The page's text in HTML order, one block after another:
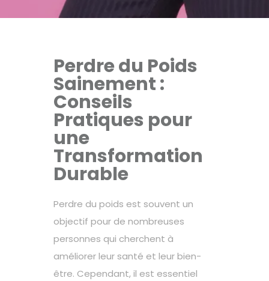
Perdre du Poids
Sainement :
Conseils
Pratiques pour
une
Transformation
Durable
Perdre du poids est souvent un
objectif pour de nombreuses
personnes qui cherchent à
améliorer leur santé et leur bien-
être. Cependant, il est essentiel